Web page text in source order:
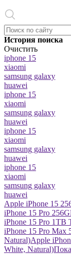
История поиска
Очистить
iphone 15
xiaomi
samsung galaxy
huawei
iphone 15
xiaomi
samsung galaxy
huawei
iphone 15
xiaomi
samsung galaxy
huawei
iphone 15
xiaomi
samsung galaxy
huawei
Apple iPhone 15
iPhone 15 Pro
iPhone 15 Pro 1TB
iPhone 15 Pro Max
Natural)Apple
White, Natural)